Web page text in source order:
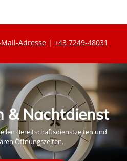
Mail-Adresse | +43 7249-48031
& Nachtdienst
Bereitschaftsdienstzeiten und
Öffnungszeiten.